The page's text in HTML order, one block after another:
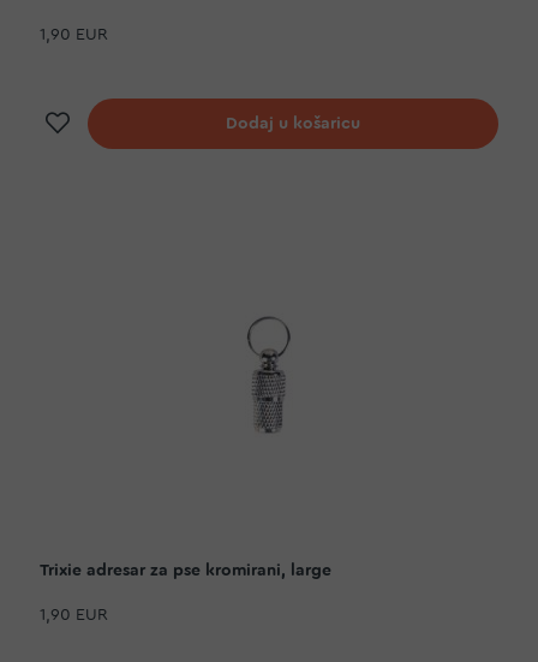
1,90 EUR
Dodaj na listu želja
Dodaj u košaricu
Trixie adresar za pse kromirani, large
1,90 EUR